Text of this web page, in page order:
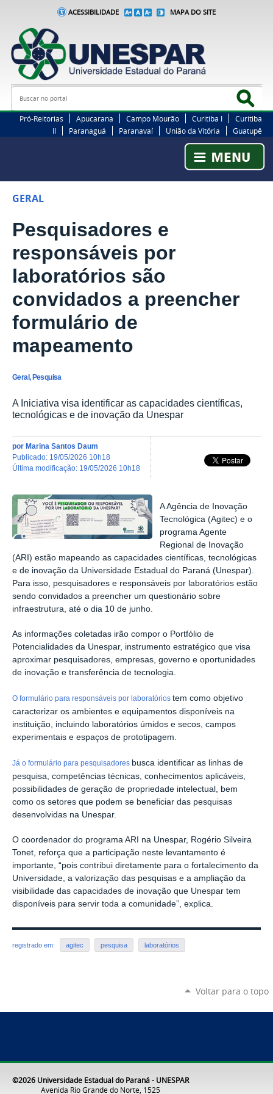
ACESSIBILIDADE MAPA DO SITE
Busca
Pró-Reitorias Apucarana Campo Mourão Curitiba I
Curitiba
II
Paranaguá Paranavaí União da Vitória Guatupê
GERAL
Pesquisadores e
responsáveis por
laboratórios são
convidados a preencher
formulário de
mapeamento
Geral, Pesquisa
A Iniciativa visa identificar as capacidades científicas,
tecnológicas e de inovação da Unespar
por Marina Santos Daum
publicado: 19/05/2026 10h18
última modificação: 19/05/2026 10h18
A Agência de Inovação
Tecnológica (Agitec) e o
programa Agente
Regional de Inovação
(ARI) estão mapeando as capacidades científicas, tecnológicas
e de inovação da Universidade Estadual do Paraná (Unespar).
Para isso, pesquisadores e responsáveis por laboratórios estão
sendo convidados a preencher um questionário sobre
infraestrutura, até o dia 10 de junho.
As informações coletadas irão compor o Portfólio de
Potencialidades da Unespar, instrumento estratégico que visa
aproximar pesquisadores, empresas, governo e oportunidades
de inovação e transferência de tecnologia.
O formulário para responsáveis por laboratórios tem como objetivo
caracterizar os ambientes e equipamentos disponíveis na
instituição, incluindo laboratórios úmidos e secos, campos
experimentais e espaços de prototipagem.
Já o formulário para pesquisadores busca identificar as linhas de
pesquisa, competências técnicas, conhecimentos aplicáveis,
possibilidades de geração de propriedade intelectual, bem
como os setores que podem se beneficiar das pesquisas
desenvolvidas na Unespar.
O coordenador do programa ARI na Unespar, Rogério Silveira
Tonet, reforça que a participação neste levantamento é
importante, “pois contribui diretamente para o fortalecimento da
Universidade, a valorização das pesquisas e a ampliação da
visibilidade das capacidades de inovação que Unespar tem
disponíveis para servir toda a comunidade”, explica.
registrado em: agitec pesquisa laboratórios
Voltar para o topo
©2026 Universidade Estadual do Paraná - UNESPAR
Avenida Rio Grande do Norte, 1525